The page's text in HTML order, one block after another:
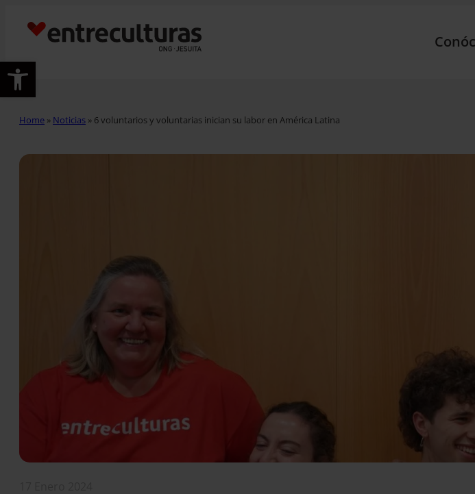
Abrir barra de herramientas
Home » Noticias » 6 voluntarios y voluntarias inician su labor en América Latina